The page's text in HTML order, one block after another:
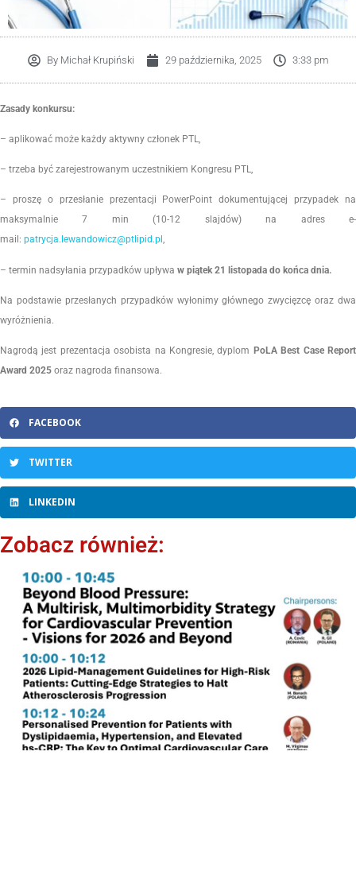
ByMichał Krupiński 29 października, 2025 3:33 pm
Zasady konkursu:
– aplikować może każdy aktywny członek PTL,
– trzeba być zarejestrowanym uczestnikiem Kongresu PTL,
– proszę o przesłanie prezentacji PowerPoint dokumentującej przypadek na
maksymalnie 7 min (10-12 slajdów) na adres e-
mail: patrycja.lewandowicz@ptlipid.pl ,
– termin nadsyłania przypadków upływa w piątek 21 listopada do końca dnia.
Na podstawie przesłanych przypadków wyłonimy głównego zwycięzcę oraz dwa
wyróżnienia.
Nagrodą jest prezentacja osobista na Kongresie, dyplom PoLA Best Case Report
Award 2025 oraz nagroda finansowa.
FACEBOOK
TWITTER
LINKEDIN
Zobacz również: